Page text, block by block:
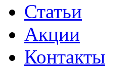
Статьи
Акции
Контакты